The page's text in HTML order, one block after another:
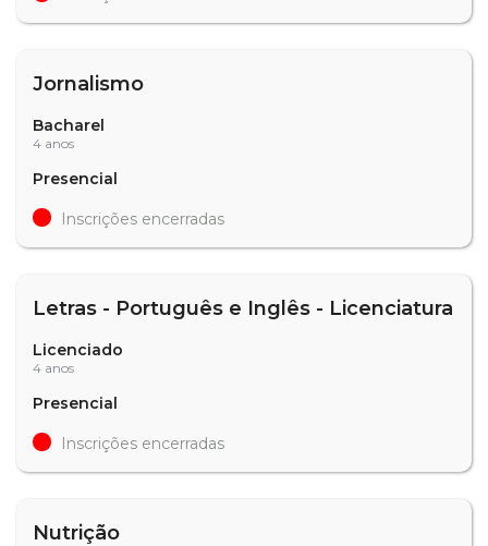
Jornalismo
Bacharel
4 anos
Presencial
Inscrições encerradas
Letras - Português e Inglês - Licenciatura
Licenciado
4 anos
Presencial
Inscrições encerradas
Nutrição